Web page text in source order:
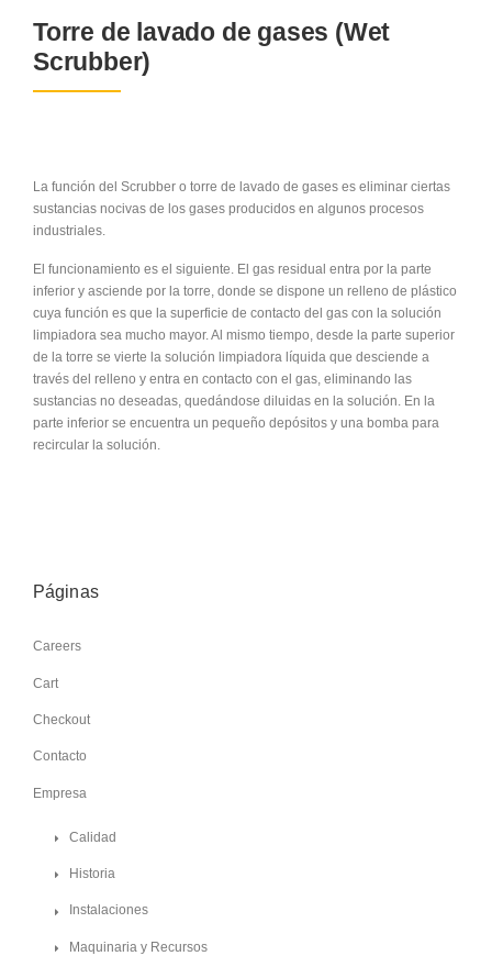
Torre de lavado de gases (Wet
Scrubber)
La función del Scrubber o torre de lavado de gases es eliminar ciertas
sustancias nocivas de los gases producidos en algunos procesos
industriales.
El funcionamiento es el siguiente. El gas residual entra por la parte
inferior y asciende por la torre, donde se dispone un relleno de plástico
cuya función es que la superficie de contacto del gas con la solución
limpiadora sea mucho mayor. Al mismo tiempo, desde la parte superior
de la torre se vierte la solución limpiadora líquida que desciende a
través del relleno y entra en contacto con el gas, eliminando las
sustancias no deseadas, quedándose diluidas en la solución. En la
parte inferior se encuentra un pequeño depósitos y una bomba para
recircular la solución.
Páginas
Careers
Cart
Checkout
Contacto
Empresa
Calidad
Historia
Instalaciones
Maquinaria y Recursos